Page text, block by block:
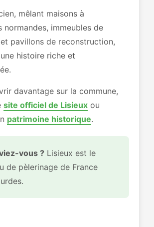
mêlant maisons à
normandes, immeubles de
pavillons de reconstruction,
histoire riche et
davantage sur la commune,
site officiel de Lisieux ou
patrimoine historique.
vous ? Lisieux est le
de pèlerinage de France